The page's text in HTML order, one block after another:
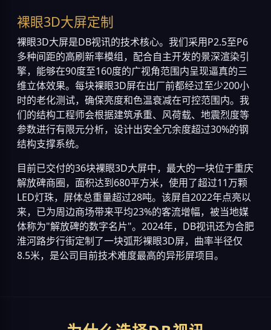
裸眼3D大屏定制
裸眼3D大屏是DB视讯的技术核心。我们采用P2.5至P6
多种间距的高刷新率模组，配合自主开发的景深渲染引
擎，能够在90度至160度的广视角范围内呈现逼真的三
维立体效果。每块裸眼3D屏在出厂前都经过至少200小
时的老化测试，确保亮度和色温衰减在可控范围内。我
们的结构工程师会根据建筑承重、风荷载、地震烈度等
参数进行有限元分析，设计出安全冗余度超过30%的钢
结构支撑系统。
目前已交付的36块裸眼3D大屏中，最大的一块位于重庆
解放碑商圈，面积达到680平方米，使用了超过11万颗
LED灯珠，屏体总重量超过28吨。该屏自2022年点亮以
来，已为周边商场带来平均23%的客流增幅，被当地媒
体称为"解放碑的数字名片"。2024年，DB视讯还为合肥
淮河路步行街定制了一块弧形裸眼3D屏，曲率半径仅
8.5米，是公司目前技术难度最高的异形屏项目。